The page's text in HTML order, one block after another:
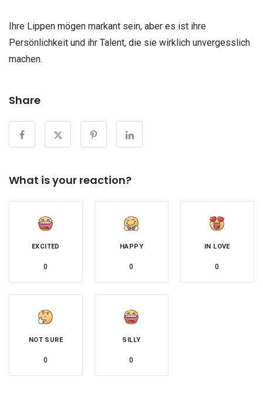
Ihre Lippen mögen markant sein, aber es ist ihre
Persönlichkeit und ihr Talent, die sie wirklich unvergesslich
machen.
Share
What is your reaction?
EXCITED
0
HAPPY
0
IN LOVE
0
NOT SURE
0
SILLY
0